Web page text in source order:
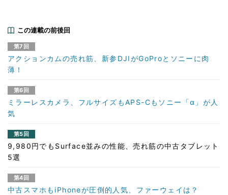
この連載の前後回
第7回
アクションカムの売れ筋、新参DJIがGoProとソニーに肉
薄！
第6回
ミラーレスカメラ、フルサイズもAPS-Cもソニー「α」が人
気
第5回
9,980円でもSurface並みの性能、売れ筋の中古タブレット
5選
第4回
中古スマホもiPhoneが圧倒的人気、ファーウェイは？